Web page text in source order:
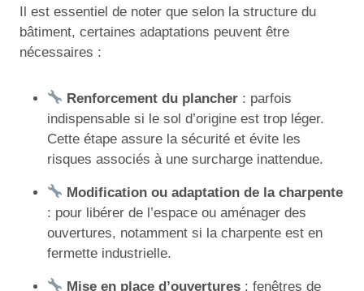
Il est essentiel de noter que selon la structure du
bâtiment, certaines adaptations peuvent être
nécessaires :
Renforcement du plancher : parfois
indispensable si le sol d’origine est trop léger.
Cette étape assure la sécurité et évite les
risques associés à une surcharge inattendue.
Modification ou adaptation de la charpente
: pour libérer de l’espace ou aménager des
ouvertures, notamment si la charpente est en
fermette industrielle.
Mise en place d’ouvertures : fenêtres de